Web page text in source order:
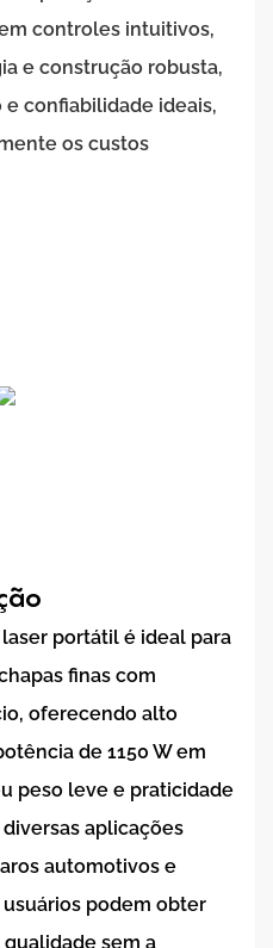
controles intuitivos,
e construção robusta,
confiabilidade ideais,
os custos
portátil é ideal para
finas com
oferecendo alto
de 1150 W em
peso leve e praticidade
aplicações
automotivos e
podem obter
sem a